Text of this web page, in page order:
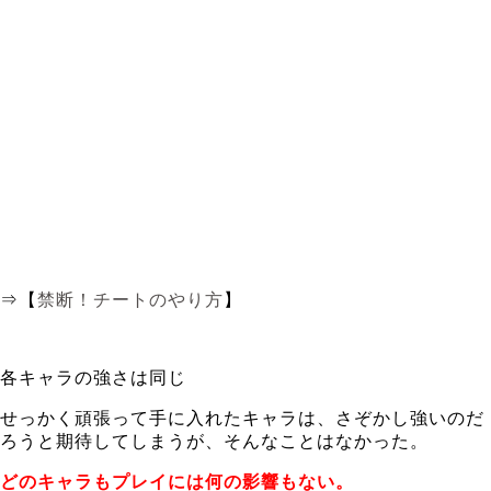
⇒【 禁断！チートのやり方 】
各キャラの強さは同じ
せっかく頑張って手に入れたキャラは、さぞかし強いのだ
ろうと期待してしまうが、そんなことはなかった。
どのキャラもプレイには何の影響もない。